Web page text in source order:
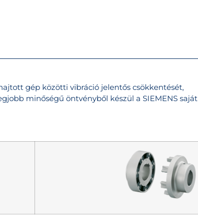
gép közötti vibráció jelentős csökkentését,
minőségű öntvényből készül a SIEMENS saját